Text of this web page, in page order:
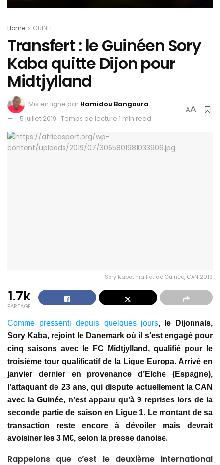
Home GUINEE
Transfert : le Guinéen Sory
Kaba quitte Dijon pour
Midtjylland
Mis en ligne par Hamidou Bangoura
5 juillet 2019 Temps de lecture:1 min read
AA
Sory Kaba, maillot de Guinée, CAN 2019
1.7k
PARTAGE
Comme pressenti depuis quelques jours, le Dijonnais,
Sory Kaba, rejoint le Danemark où il s’est engagé pour
cinq saisons avec le FC Midtjylland, qualifié pour le
troisième tour qualificatif de la Ligue Europa. Arrivé en
janvier dernier en provenance d’Elche (Espagne),
l’attaquant de 23 ans, qui dispute actuellement la CAN
avec la Guinée, n’est apparu qu’à 9 reprises lors de la
seconde partie de saison en Ligue 1. Le montant de sa
transaction reste encore à dévoiler mais devrait
avoisiner les 3 M€, selon la presse danoise.
Rappelons que c’est le deuxième international